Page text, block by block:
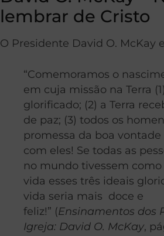
lembrar de Cristo
O Presidente David O. McKay
“Comemoramos o
em cuja missão na Terra
glorificado; (2) a Terra
de paz; (3) todos os
promessa da boa vontade
com eles! Se todas as
no mundo tivessem como
vida esses três ideais
vida seria mais doce e
feliz!” (Ensinamentos dos
Igreja: David O. McKay,